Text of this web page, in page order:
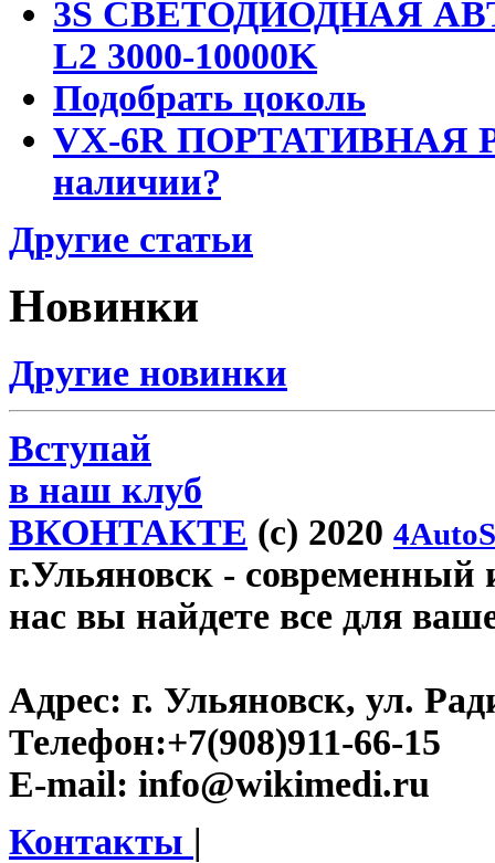
3S СВЕТОДИОДНАЯ
L2 3000-10000K
Подобрать цоколь
VX-6R ПОРТАТИВНАЯ
наличии?
Другие статьи
Новинки
Другие новинки
Вступай
в наш клуб
ВКОНТАКТЕ (c) 2020
г.Ульяновск - современный
нас вы найдете все для
Адрес: г. Ульяновск, ул.
Телефон:+7(908)911-66-15
E-mail: info@wikimedi.ru
Контакты |